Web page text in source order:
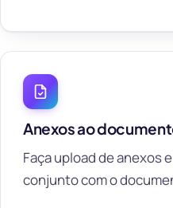
Anexos ao
Faça upload de anexos
conjunto com o